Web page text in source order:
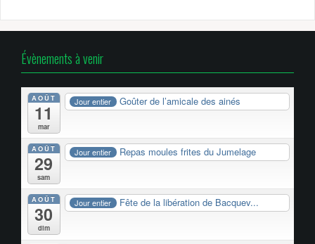
Évènements à venir
AOÛT
11
mar
Jour entier Goûter de l’amicale des ainés
AOÛT
29
sam
Jour entier Repas moules frites du Jumelage
AOÛT
30
dim
Jour entier Fête de la libération de Bacquev...